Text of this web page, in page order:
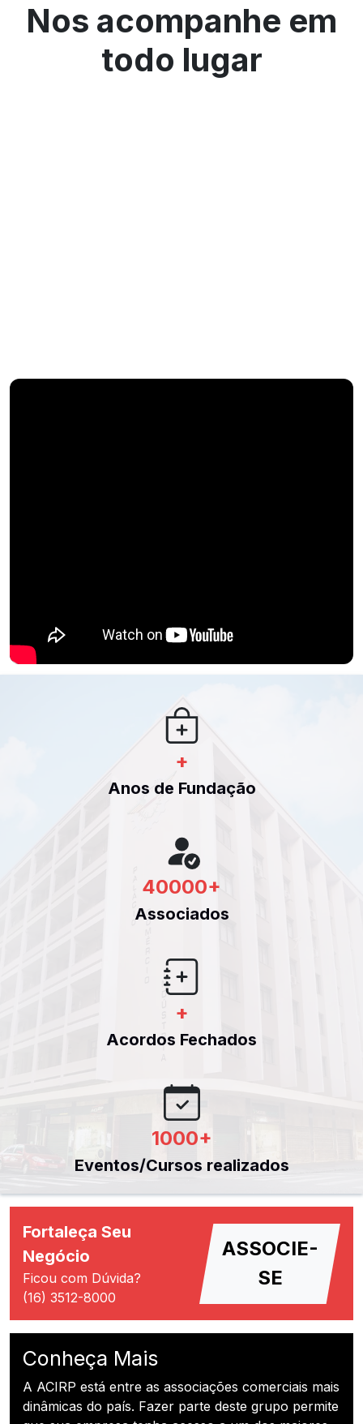
Nos acompanhe em
todo lugar
+
Anos de Fundação
40000+
Associados
+
Acordos Fechados
1000+
Eventos/Cursos realizados
Fortaleça Seu
Negócio
Ficou com Dúvida?
(16) 3512-8000
ASSOCIE-
SE
Conheça Mais
A ACIRP está entre as associações comerciais mais
dinâmicas do país. Fazer parte deste grupo permite